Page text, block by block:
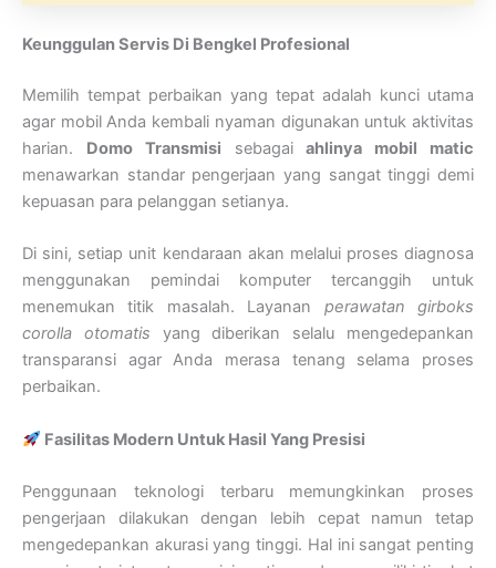
Keunggulan Servis Di Bengkel Profesional
Memilih tempat perbaikan yang tepat adalah kunci utama
agar mobil Anda kembali nyaman digunakan untuk aktivitas
harian. Domo Transmisi sebagaiahlinya mobil matic
menawarkan standar pengerjaan yang sangat tinggi demi
kepuasan para pelanggan setianya.
Di sini, setiap unit kendaraan akan melalui proses diagnosa
menggunakan pemindai komputer tercanggih untuk
menemukan titik masalah. Layanan perawatan girboks
corolla otomatis yang diberikan selalu mengedepankan
transparansi agar Anda merasa tenang selama proses
perbaikan.
Fasilitas Modern Untuk Hasil Yang Presisi
Penggunaan teknologi terbaru memungkinkan proses
pengerjaan dilakukan dengan lebih cepat namun tetap
mengedepankan akurasi yang tinggi. Hal ini sangat penting